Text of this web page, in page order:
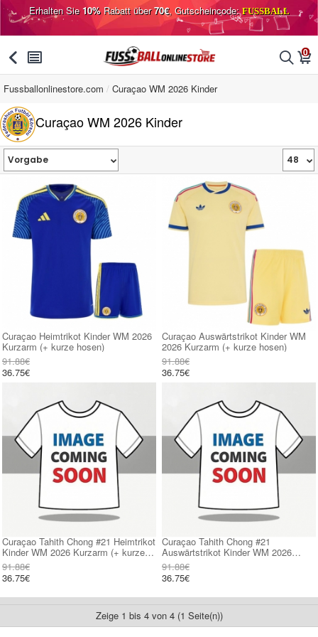
Erhalten Sie10%Rabatt über70€, Gutscheincode:FUSSBALL
󰅯 󰂩 󰂨 0
󰃦
Fussballonlinestore.com Curaçao WM 2026 Kinder
Curaçao WM 2026 Kinder
Curaçao Heimtrikot Kinder WM 2026
Kurzarm (+ kurze hosen)
91.88€
36.75€
Curaçao Auswärtstrikot Kinder WM
2026 Kurzarm (+ kurze hosen)
91.88€
36.75€
Curaçao Tahith Chong #21 Heimtrikot
Kinder WM 2026 Kurzarm (+ kurze
hosen)
91.88€
36.75€
Curaçao Tahith Chong #21
Auswärtstrikot Kinder WM 2026
Kurzarm (+ kurze hosen)
91.88€
36.75€
Zeige 1 bis 4 von 4 (1 Seite(n))